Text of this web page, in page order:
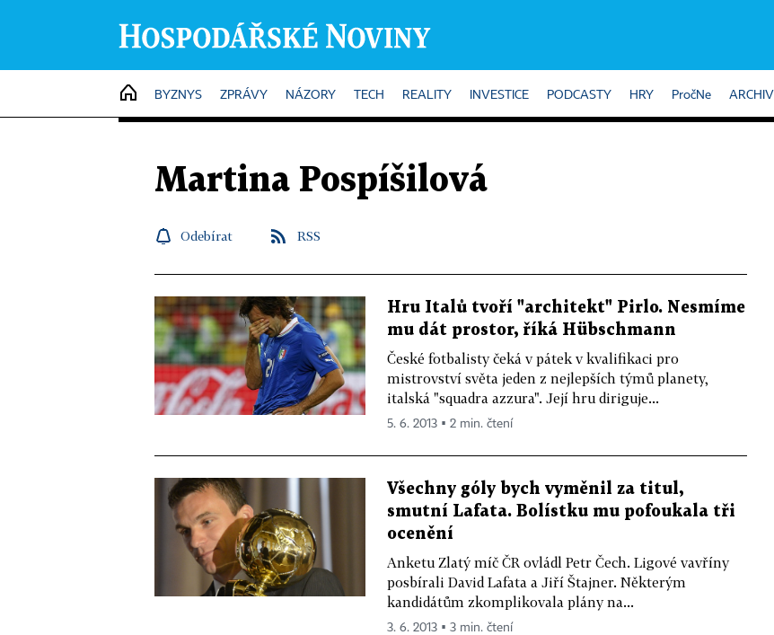
HOME
BYZNYS ZPRÁVY NÁZORY TECH REALITY INVESTICE PODCASTY HRY PročNe ARCHIV
Martina Pospíšilová
Odebírat RSS
Hru Italů tvoří "architekt" Pirlo. Nesmíme
mu dát prostor, říká Hübschmann
České fotbalisty čeká v pátek v kvalifikaci pro
mistrovství světa jeden z nejlepších týmů planety,
italská "squadra azzura". Její hru diriguje...
5. 6. 2013 ▪ 2 min. čtení
Všechny góly bych vyměnil za titul,
smutní Lafata. Bolístku mu pofoukala tři
ocenění
Anketu Zlatý míč ČR ovládl Petr Čech. Ligové vavříny
posbírali David Lafata a Jiří Štajner. Některým
kandidátům zkomplikovala plány na...
3. 6. 2013 ▪ 3 min. čtení